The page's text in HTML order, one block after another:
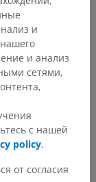
версию
и
и анализ
сетями,
с нашей
policy.
от согласия